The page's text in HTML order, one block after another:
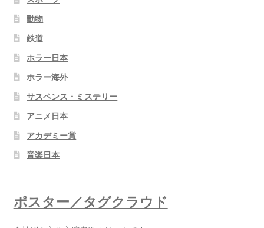
動物
鉄道
ホラー日本
ホラー海外
サスペンス・ミステリー
アニメ日本
アカデミー賞
音楽日本
ポスター／タグクラウド